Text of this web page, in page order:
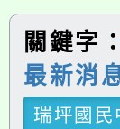
關鍵字
最新消
瑞坪國民